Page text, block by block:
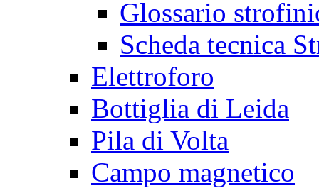
Glossario
Scheda tecnica
Elettroforo
Bottiglia di Leida
Pila di Volta
Campo magnetico